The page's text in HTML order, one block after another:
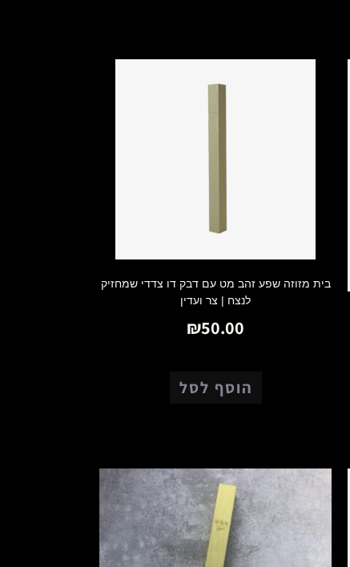
בית מזוזה שפע זהב מט עם דבק דו צדדי שמחזיק
לנצח | צר ועדין
₪50.00
הוסף לסל